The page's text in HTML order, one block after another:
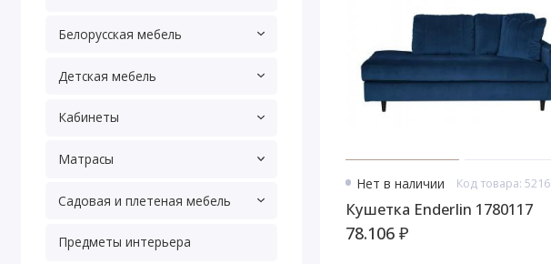
Белорусская мебель
Детская мебель
Кабинеты
Матрасы
Садовая и плетеная мебель
Предметы интерьера
Нет в наличии Код товара: 5216
Кушетка Enderlin 1780117
78.106 ₽